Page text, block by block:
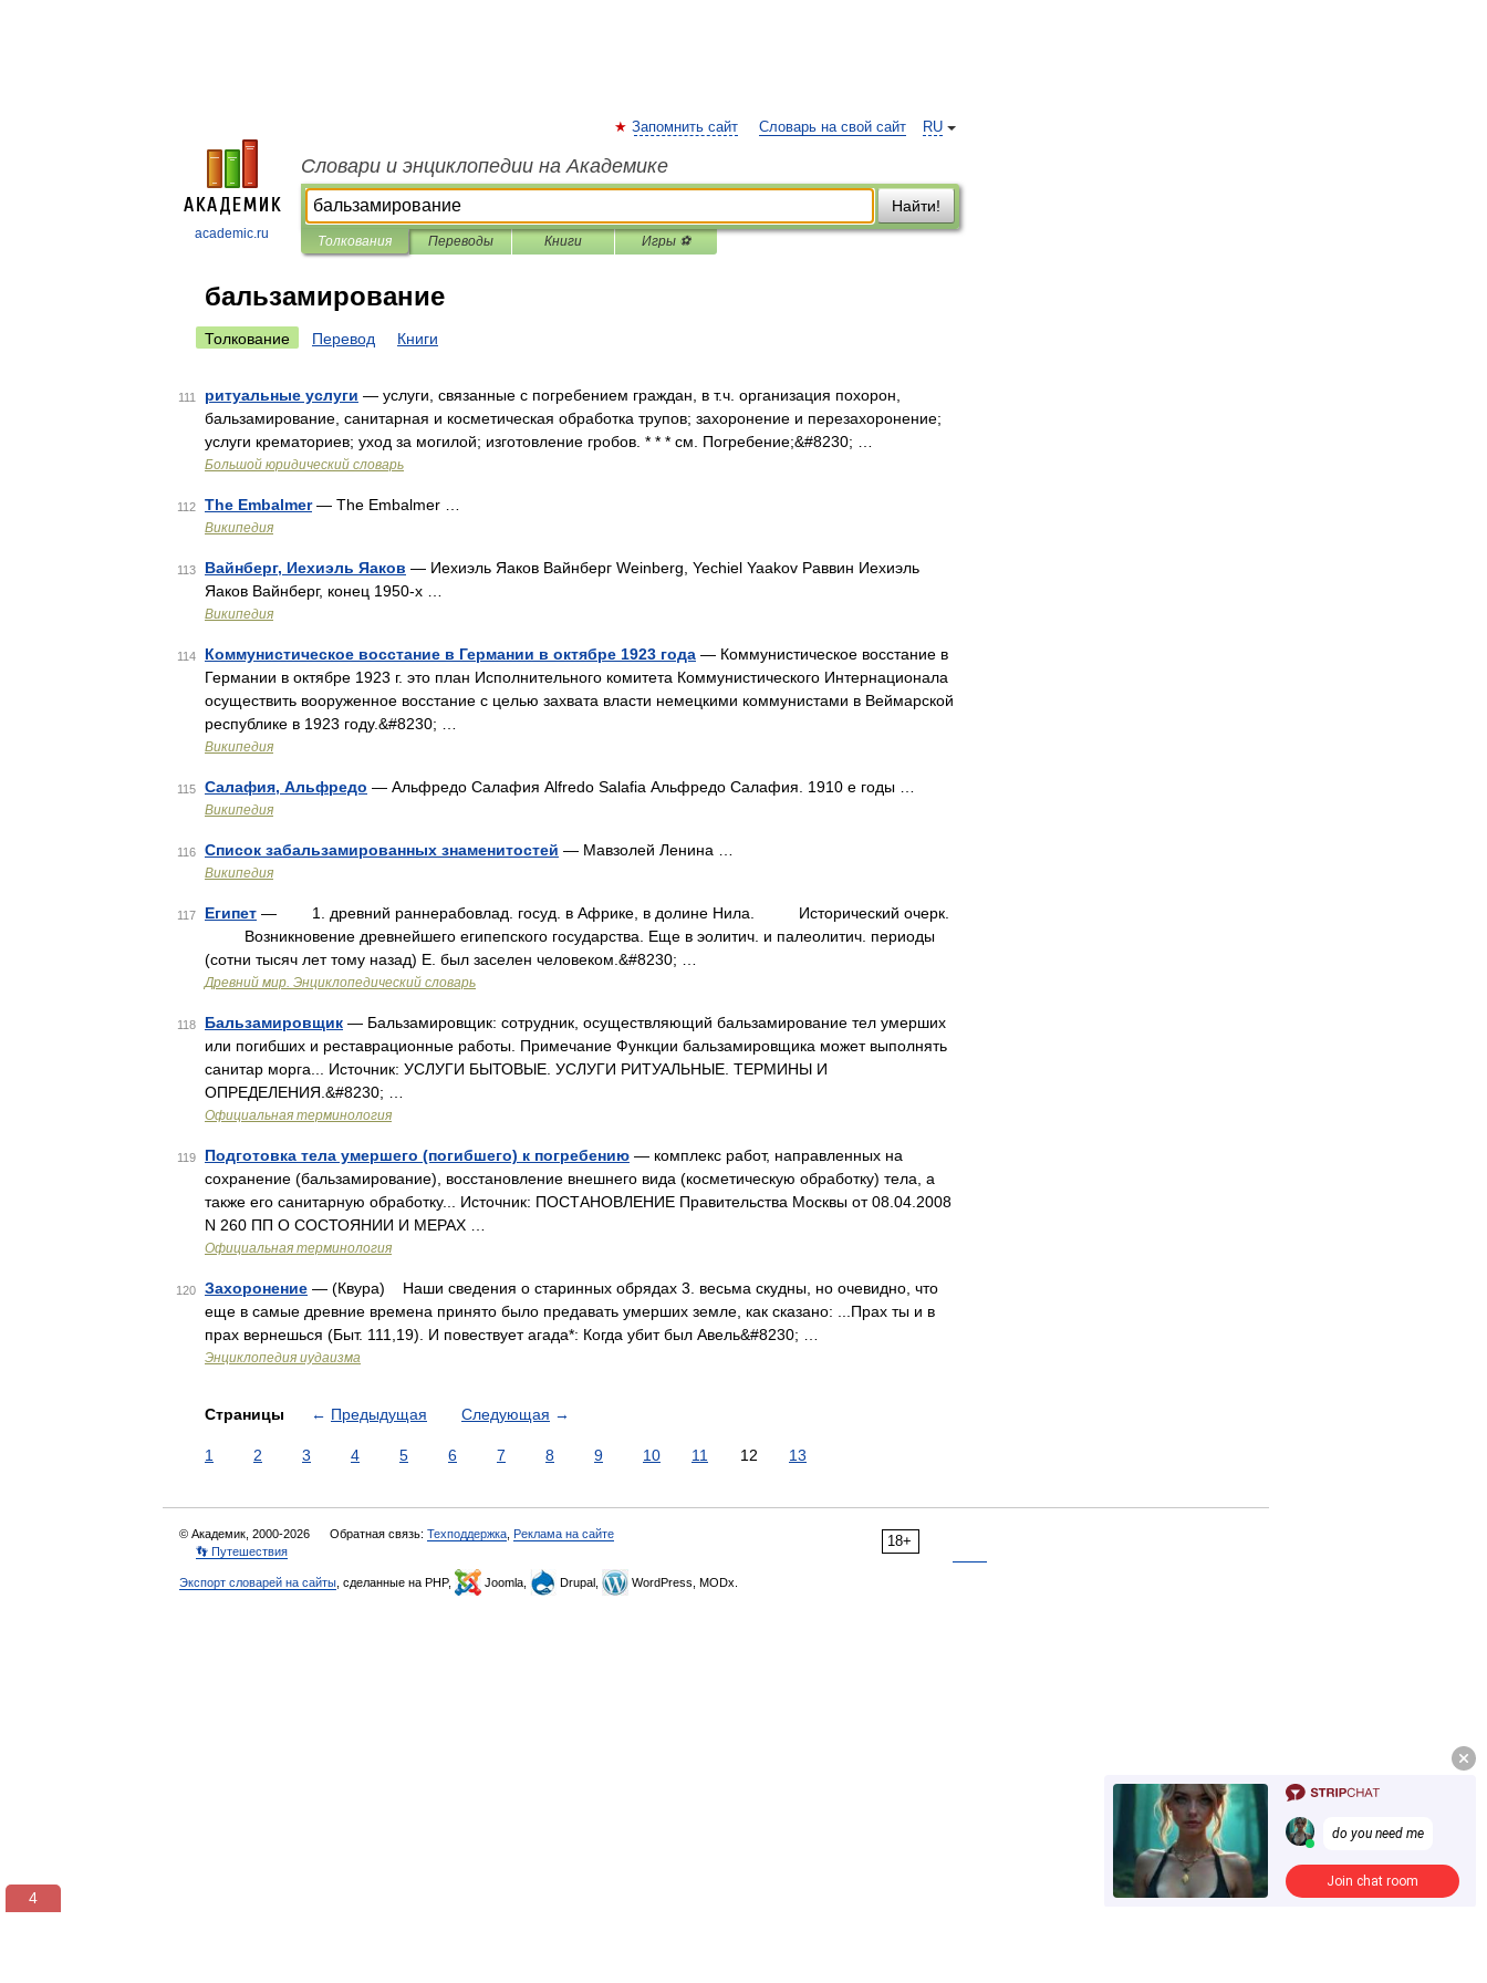
academic.ru
RU
Запомнить сайт Словарь на свой сайт
Словари и энциклопедии на Академике
Найти!
Толкования Переводы Книги Игры ⚽
бальзамирование
Толкование Перевод Книги
111 ритуальные услуги — услуги, связанные с погребением граждан, в т.ч. организация похорон,
бальзамирование, санитарная и косметическая обработка трупов; захоронение и перезахоронение;
услуги крематориев; уход за могилой; изготовление гробов. * * * см. Погребение;&#8230; …
Большой юридический словарь
112 The Embalmer— The Embalmer …
Википедия
113 Вайнберг, Иехиэль Яаков — Иехиэль Яаков Вайнберг Weinberg, Yechiel Yaakov Раввин Иехиэль
Яаков Вайнберг, конец 1950‑х …
Википедия
114 Коммунистическое восстание в Германии в октябре 1923 года — Коммунистическое восстание в
Германии в октябре 1923 г. это план Исполнительного комитета Коммунистического Интернационала
осуществить вооруженное восстание с целью захвата власти немецкими коммунистами в Веймарской
республике в 1923 году.&#8230; …
Википедия
115 Салафия, Альфредо — Альфредо Салафия Alfredo Salafia Альфредо Салафия. 1910 е годы …
Википедия
116 Список забальзамированных знаменитостей — Мавзолей Ленина …
Википедия
117 Египет — 1. древний раннерабовлад. госуд. в Африке, в долине Нила. Исторический очерк.
Возникновение древнейшего египепского государства. Еще в эолитич. и палеолитич. периоды
(сотни тысяч лет тому назад) Е. был заселен человеком.&#8230; …
Древний мир. Энциклопедический словарь
118 Бальзамировщик — Бальзамировщик: сотрудник, осуществляющий бальзамирование тел умерших
или погибших и реставрационные работы. Примечание Функции бальзамировщика может выполнять
санитар морга... Источник: УСЛУГИ БЫТОВЫЕ. УСЛУГИ РИТУАЛЬНЫЕ. ТЕРМИНЫ И
ОПРЕДЕЛЕНИЯ.&#8230; …
Официальная терминология
119 Подготовка тела умершего (погибшего) к погребению — комплекс работ, направленных на
сохранение (бальзамирование), восстановление внешнего вида (косметическую обработку) тела, а
также его санитарную обработку... Источник: ПОСТАНОВЛЕНИЕ Правительства Москвы от 08.04.2008
N 260 ПП О СОСТОЯНИИ И МЕРАХ …
Официальная терминология
120 Захоронение — (Квура) Наши сведения о старинных обрядах 3. весьма скудны, но очевидно, что
еще в самые древние времена принято было предавать умерших земле, как сказано: ...Прах ты и в
прах вернешься (Быт. 111,19). И повествует агада*: Когда убит был Авель&#8230; …
Энциклопедия иудаизма
Страницы ← Предыдущая Следующая →
1 2 3 4 5 6 7 8 9 10 11 12 13
18+
© Академик, 2000-2026 Обратная связь: Техподдержка Реклама на сайте
👣 Путешествия
Экспорт словарей на сайты , сделанные на PHP, Joomla, Drupal, WordPress, MODx.
3